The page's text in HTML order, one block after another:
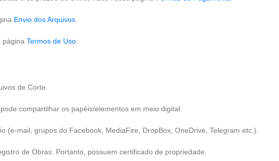
Envio dos Arquivos.
página Termos de Uso.
de Corte.
compartilhar os papéis/elementos em meio digital.
(e-mail, grupos do Facebook, MediaFire, DropBox, OneDrive, Telegram etc.).
de Obras. Portanto, possuem certificado de propriedade.